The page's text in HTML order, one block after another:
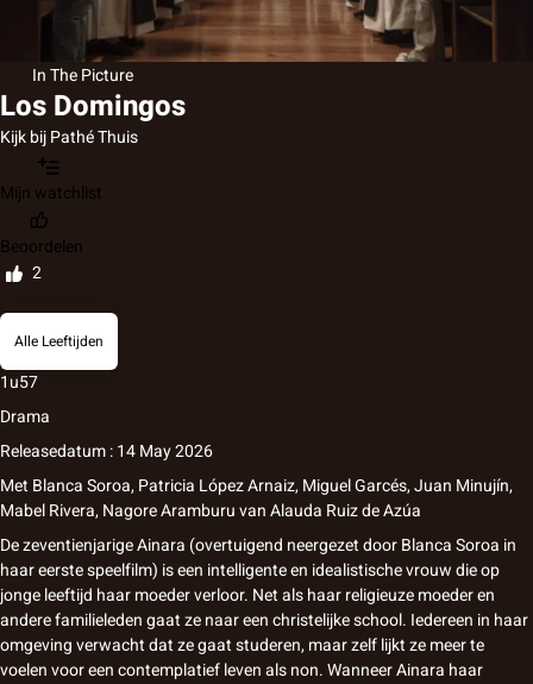
In The Picture
Los Domingos
Kijk bij Pathé Thuis
Mijn watchlist
Beoordelen
2
Alle Leeftijden
1u57
Drama
Releasedatum : 14 May 2026
Met Blanca Soroa,Patricia López Arnaiz,Miguel Garcés,Juan Minujín,
Mabel Rivera,Nagore AramburuvanAlauda Ruiz de Azúa
De zeventienjarige Ainara (overtuigend neergezet door Blanca Soroa in
haar eerste speelfilm) is een intelligente en idealistische vrouw die op
jonge leeftijd haar moeder verloor. Net als haar religieuze moeder en
andere familieleden gaat ze naar een christelijke school. Iedereen in haar
omgeving verwacht dat ze gaat studeren, maar zelf lijkt ze meer te
voelen voor een contemplatief leven als non. Wanneer Ainara haar